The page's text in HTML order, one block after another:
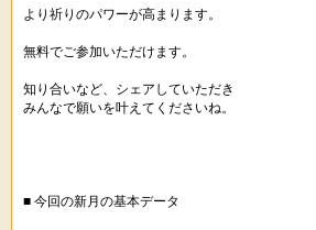
より祈りのパワーが高まります。
無料でご参加いただけます。
知り合いなど、シェアしていただき
みんなで願いを叶えてくださいね。
■ 今回の新月の基本データ